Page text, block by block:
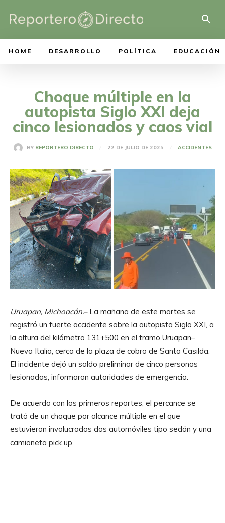
HOME DESARROLLO POLÍTICA EDUCACIÓN
Choque múltiple en la
autopista Siglo XXI deja
cinco lesionados y caos vial
BY REPORTERO DIRECTO 22 DE JULIO DE 2025 ACCIDENTES
Uruapan, Michoacán.–La mañana de este martes se
registró un fuerte accidente sobre la autopista Siglo XXI, a
la altura del kilómetro 131+500 en el tramo Uruapan–
Nueva Italia, cerca de la plaza de cobro de Santa Casilda.
El incidente dejó un saldo preliminar de cinco personas
lesionadas, informaron autoridades de emergencia.
De acuerdo con los primeros reportes, el percance se
trató de un choque por alcance múltiple en el que
estuvieron involucrados dos automóviles tipo sedán y una
camioneta pick up.